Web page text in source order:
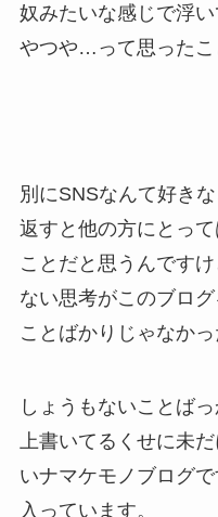
奴みたいな感じで浮
やつや…って思ったこ
別にSNSなんて好き
返すと他の方にとっ
ことだと思うんです
ない思考がこのブロ
ことばかりじゃなかっ
しょうもないことば
上書いてるくせに未
いナマケモノブログ
入っています。